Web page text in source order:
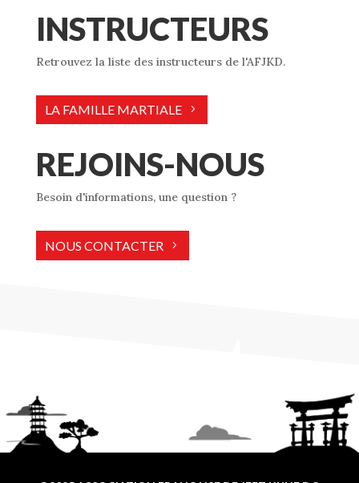
INSTRUCTEURS
Retrouvez la liste des instructeurs de l'AFJKD.
LA FAMILLE MARTIALE
REJOINS-NOUS
Besoin d'informations, une question ?
NOUS CONTACTER